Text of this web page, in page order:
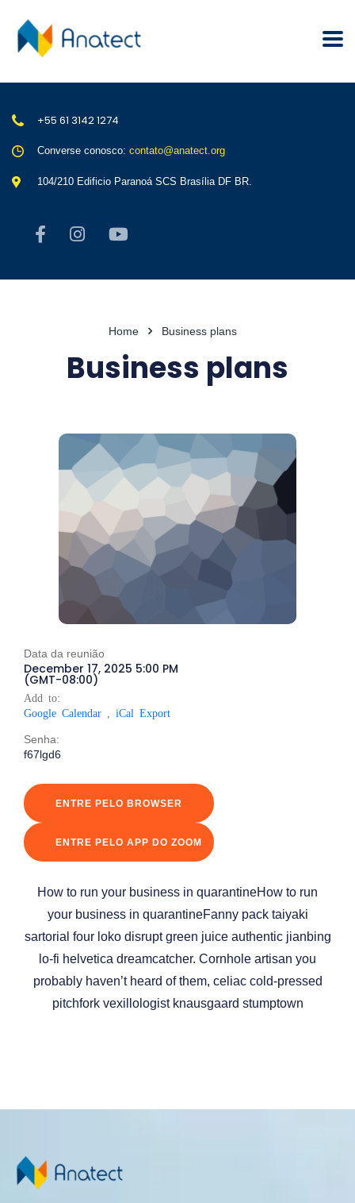
+55 61 3142 1274
Converse conosco: contato@anatect.org
104/210 Edificio Paranoá SCS Brasília DF BR.
Home Business plans
Business plans
Data da reunião
December 17, 2025 5:00 PM
(GMT-08:00)
Add to:
Google Calendar
iCal Export
Senha:
f67lgd6
ENTRE PELO BROWSER
ENTRE PELO APP DO ZOOM
How to run your business in quarantineHow to run
your business in quarantineFanny pack taiyaki
sartorial four loko disrupt green juice authentic jianbing
lo-fi helvetica dreamcatcher. Cornhole artisan you
probably haven’t heard of them, celiac cold-pressed
pitchfork vexillologist knausgaard stumptown